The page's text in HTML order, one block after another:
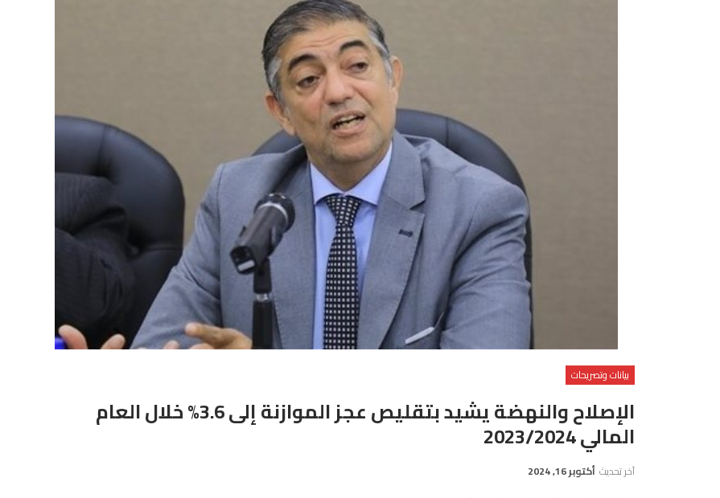
بيانات وتصريحات
الإصلاح والنهضة يشيد بتقليص عجز الموازنة إلى 3.6% خلال العام
المالي 2023/2024
آخر تحديث أكتوبر 16, 2024